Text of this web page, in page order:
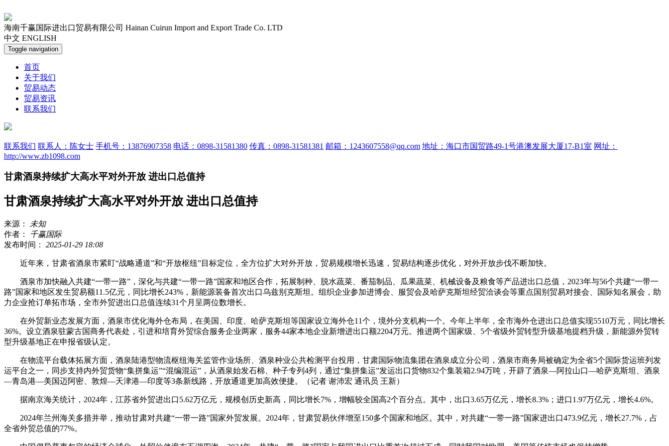
海南千赢国际进出口贸易有限公司 Hainan Cuirun Import and Export Trade Co. LTD
中文 ENGLISH
Toggle navigation
首页
关于我们
贸易动态
贸易资讯
联系我们
联系我们 联系人：陈女士 手机号：13876907358 电话：0898-31581380 传真：0898-31581381 邮箱：1243607558@qq.com 地址：海口市国贸路49-1号港澳发展大厦17-B1室 网址：
http://www.zb1098.com
甘肃酒泉持续扩大高水平对外开放 进出口总值持
甘肃酒泉持续扩大高水平对外开放 进出口总值持
来源：
未知
作者： 千赢国际
发布时间： 2025-01-29 18:08
近年来，甘肃省酒泉市紧盯“战略通道”和“开放枢纽”目标定位，全方位扩大对外开放，贸易规模增长迅速，贸易结构逐步优化，对外开放步伐不断加快。
酒泉市加快融入共建“一带一路”，深化与共建“一带一路”国家和地区合作，拓展制种、脱水蔬菜、番茄制品、瓜果蔬菜、机械设备及粮食等产品进出口总值，2023年与56个共建“一带一
路”国家和地区发生贸易额11.5亿元，同比增长243%，新能源装备首次出口乌兹别克斯坦。组织企业参加进博会、服贸会及哈萨克斯坦经贸洽谈会等重点国别贸易对接会、国际知名展会，助
力企业抢订单拓市场，全市外贸进出口总值连续31个月呈两位数增长。
在外贸新业态发展方面，酒泉市优化海外仓布局，在美国、印度、哈萨克斯坦等国家设立海外仓11个，境外分支机构一个。今年上半年，全市海外仓进出口总值实现5510万元，同比增长
36%。设立酒泉驻蒙古国商务代表处，引进和培育外贸综合服务企业两家，服务44家本地企业新增进出口额2204万元。推进两个国家级、5个省级外贸转型升级基地提档升级，新能源外贸转
型升级基地正在申报省级认定。
在物流平台载体拓展方面，酒泉陆港型物流枢纽海关监管作业场所、酒泉种业公共检测平台投用，甘肃国际物流集团在酒泉成立分公司，酒泉市商务局被确定为全省5个国际货运班列发
运平台之一，同步支持内外贸货物“集拼集运”“混编混运”，从酒泉始发石棉、种子专列4列，通过“集拼集运”发运出口货物832个集装箱2.94万吨，开辟了酒泉—阿拉山口—哈萨克斯坦、酒泉
—青岛港—美国迈阿密、敦煌—天津港—印度等3条新线路，开放通道更加高效便捷。（记者 谢沛宏 通讯员 王新）
据南京海关统计，2024年，江苏省外贸进出口5.62万亿元，规模创历史新高，同比增长7%，增幅较全国高2个百分点。其中，出口3.65万亿元，增长8.3%；进口1.97万亿元，增长4.6%。
2024年兰州海关多措并举，推动甘肃对共建“一带一路”国家外贸发展。2024年，甘肃贸易伙伴增至150多个国家和地区。其中，对共建“一带一路”国家进出口473.9亿元，增长27.7%，占
全省外贸总值的77%。